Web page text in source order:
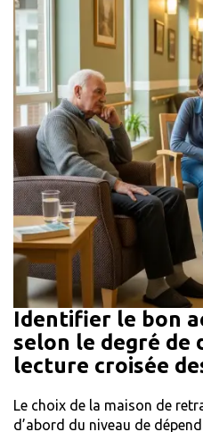
Identifier le bon
selon le degré de
lecture croisée
Le choix de la maison de
d’abord du niveau de